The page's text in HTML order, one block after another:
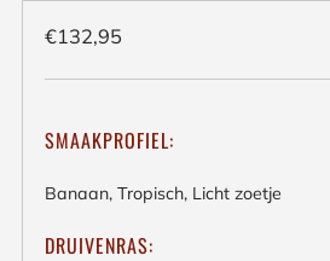
Regulieren
€132,95
SMAAKPROFIEL:
Banaan, Tropisch, Licht zoetje
DRUIVENRAS: